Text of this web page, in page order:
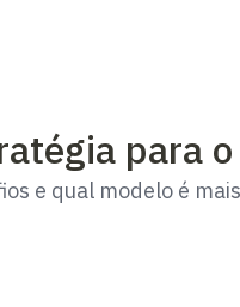
para
e qual modelo é